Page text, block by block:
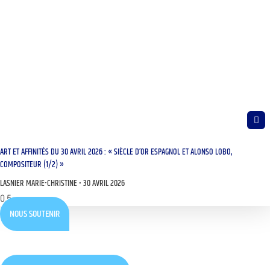
ART ET AFFINITÉS DU 30 AVRIL 2026 : « SIÈCLE D’OR ESPAGNOL ET ALONSO LOBO,
COMPOSITEUR (1/2) »
LASNIER MARIE-CHRISTINE 30 AVRIL 2026
NOUS SOUTENIR